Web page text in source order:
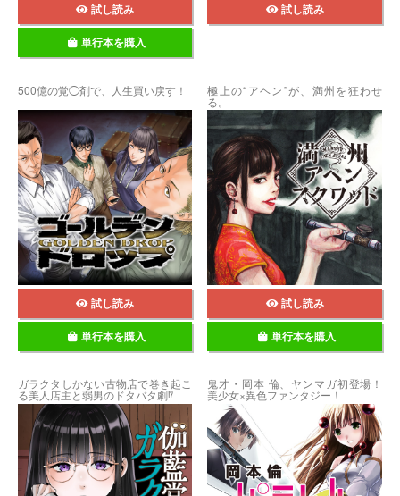
試し読み
単行本を購入
試し読み
500億の覚◯剤で、人生買い戻す！
試し読み
単行本を購入
極上の“アヘン”が、満州を狂わせ
る。
試し読み
単行本を購入
ガラクタしかない古物店で巻き起こ
る美人店主と弱男のドタバタ劇⁉
鬼才・岡本 倫、ヤンマガ初登場！
美少女×異色ファンタジー！